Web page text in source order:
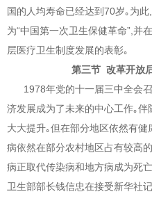
国的人均寿命已经达到70岁｡为
为“中国第一次卫生保健革命”,并
层医疗卫生制度发展的表彰｡
第三节 改革开放
1978年党的十一届三中全会召
济发展成为了未来的中心工作｡
大大提升｡但在部分地区依然有
病依然在部分农村地区占有较高
病正取代传染病和地方病成为
卫生部部长钱信忠在接受新华社